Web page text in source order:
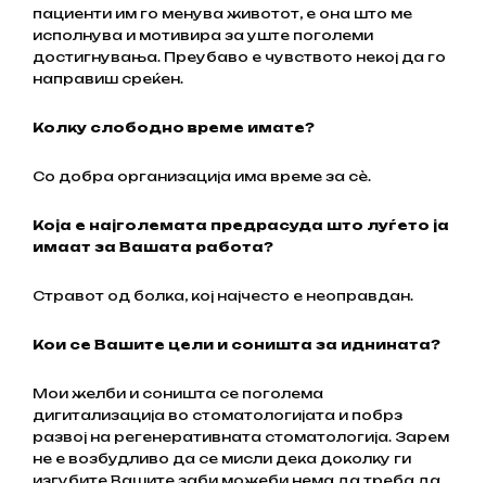
пациенти им го менува животот, е она што ме
исполнува и мотивира за уште поголеми
достигнувања. Преубаво е чувството некој да го
направиш среќен.
Колку слободно време имате?
Со добра организација има време за сѐ.
Која е најголемата предрасуда што луѓето ја
имаат за Вашата работа?
Стравот од болка, кој најчесто е неоправдан.
Кои се Вашите цели и соништа за иднината?
Мои желби и соништа се поголема
дигитализација во стоматологијата и побрз
развој на регенеративната стоматологија. Зарем
не е возбудливо да се мисли дека доколку ги